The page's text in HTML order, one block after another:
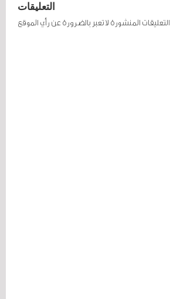
التعليقات
التعليقات المنشورة لا تعبر بالضرورة عن رأي الموقع